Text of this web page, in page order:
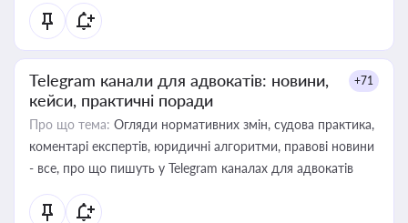
Telegram канали для адвокатів: новини,
кейси, практичні поради
+71
Про що тема: Огляди нормативних змін, судова практика,
коментарі експертів, юридичні алгоритми, правові новини
- все, про що пишуть у Telegram каналах для адвокатів